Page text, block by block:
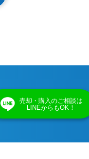
売却・購入のご相談は
LINEからもOK！